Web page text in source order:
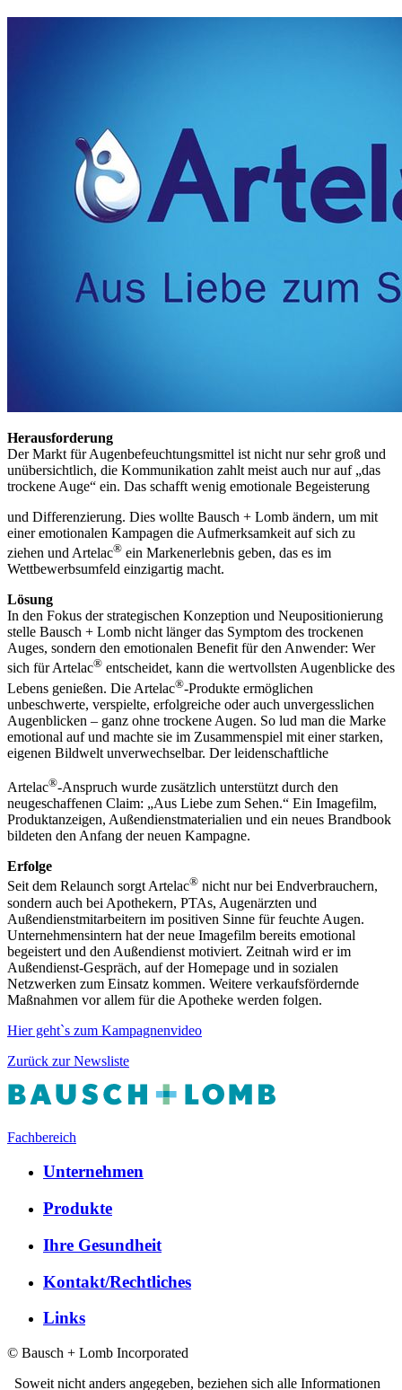
Herausforderung
Der Markt für Augenbefeuchtungsmittel ist nicht nur sehr groß und
unübersichtlich, die Kommunikation zahlt meist auch nur auf „das
trockene Auge“ ein. Das schafft wenig emotionale Begeisterung
und Differenzierung. Dies wollte Bausch + Lomb ändern, um mit
einer emotionalen Kampagen die Aufmerksamkeit auf sich zu
ziehen und Artelac® ein Markenerlebnis geben, das es im
Wettbewerbsumfeld einzigartig macht.
Lösung
In den Fokus der strategischen Konzeption und Neupositionierung
stelle Bausch + Lomb nicht länger das Symptom des trockenen
Auges, sondern den emotionalen Benefit für den Anwender: Wer
sich für Artelac® entscheidet, kann die wertvollsten Augenblicke des
Lebens genießen. Die Artelac®-Produkte ermöglichen
unbeschwerte, verspielte, erfolgreiche oder auch unvergesslichen
Augenblicken – ganz ohne trockene Augen. So lud man die Marke
emotional auf und machte sie im Zusammenspiel mit einer starken,
eigenen Bildwelt unverwechselbar. Der leidenschaftliche
Artelac®-Anspruch wurde zusätzlich unterstützt durch den
neugeschaffenen Claim: „Aus Liebe zum Sehen.“ Ein Imagefilm,
Produktanzeigen, Außendienstmaterialien und ein neues Brandbook
bildeten den Anfang der neuen Kampagne.
Erfolge
Seit dem Relaunch sorgt Artelac® nicht nur bei Endverbrauchern,
sondern auch bei Apothekern, PTAs, Augenärzten und
Außendienstmitarbeitern im positiven Sinne für feuchte Augen.
Unternehmensintern hat der neue Imagefilm bereits emotional
begeistert und den Außendienst motiviert. Zeitnah wird er im
Außendienst-Gespräch, auf der Homepage und in sozialen
Netzwerken zum Einsatz kommen. Weitere verkaufsfördernde
Maßnahmen vor allem für die Apotheke werden folgen.
Hier geht`s zum Kampagnenvideo
Zurück zur Newsliste
Fachbereich
Unternehmen
Produkte
Ihre Gesundheit
Kontakt/Rechtliches
Links
© Bausch + Lomb Incorporated
Soweit nicht anders angegeben, beziehen sich alle Informationen